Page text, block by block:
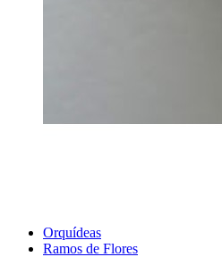
Orquídeas
Ramos de Flores